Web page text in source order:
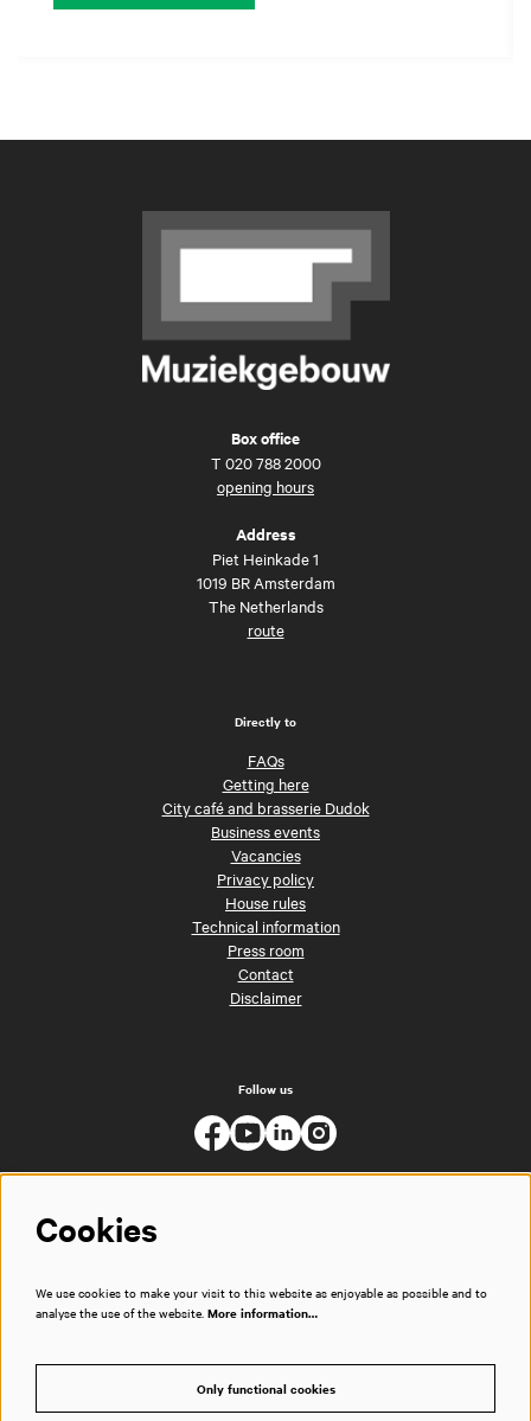
Box office
T 020 788 2000
opening hours
Address
Piet Heinkade 1
1019 BR Amsterdam
The Netherlands
route
Directly to
FAQs
Getting here
City café and brasserie Dudok
Business events
Vacancies
Privacy policy
House rules
Technical information
Press room
Contact
Disclaimer
Follow us
Cookies
We use cookies to make your visit to this website as enjoyable as possible and to
analyse the use of the website. More information…
Only functional cookies